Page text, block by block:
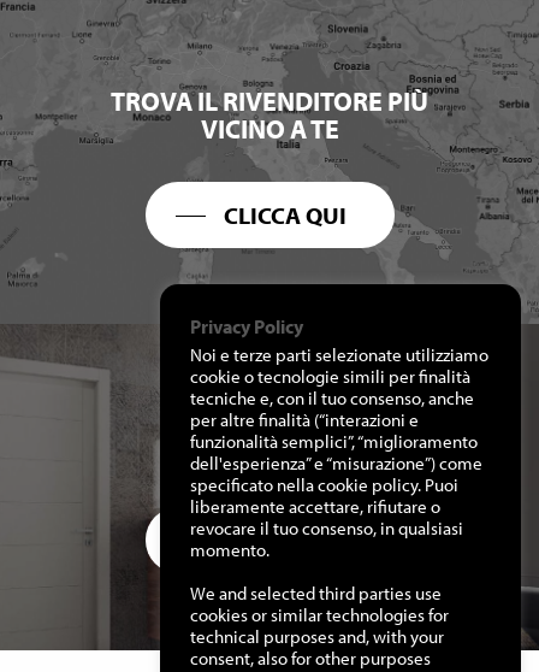
TROVA IL RIVENDITORE PIÙ
VICINO A TE
CLICCA QUI
RICHIEDI I NOSTRI
CATALOGHI
CLICCA QUI
Privacy Policy
Noi e terze parti selezionate utilizziamo
cookie o tecnologie simili per finalità
tecniche e, con il tuo consenso, anche
per altre finalità (“interazioni e
funzionalità semplici”, “miglioramento
dell'esperienza” e “misurazione”) come
specificato nella cookie policy. Puoi
liberamente accettare, rifiutare o
revocare il tuo consenso, in qualsiasi
momento.
We and selected third parties use
cookies or similar technologies for
technical purposes and, with your
consent, also for other purposes